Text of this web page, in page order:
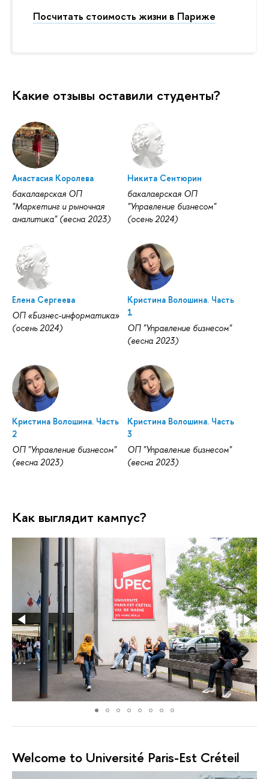
Посчитать стоимость жизни в Париже
Какие отзывы оставили студенты?
Анастасия Королева
бакалаврская ОП
"Маркетинг и рыночная
аналитика" (весна 2023)
Никита Сентюрин
бакалаврская ОП
"Управление бизнесом"
(осень 2024)
Елена Сергеева
ОП «Бизнес-информатика»
(осень 2024)
Кристина Волошина. Часть
1
ОП "Управление бизнесом"
(весна 2023)
Кристина Волошина. Часть
2
ОП "Управление бизнесом"
(весна 2023)
Кристина Волошина. Часть
3
ОП "Управление бизнесом"
(весна 2023)
Как выглядит кампус?
Welcome to Université Paris-Est Créteil